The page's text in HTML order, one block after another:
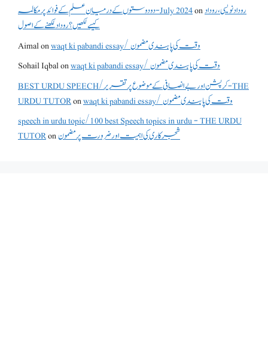
دو دوستوں کے درمیان علم کے فوائد پر مکالمہ - July 2024onروداد نویسی ،روداد
کیسے لکھیں؟ روداد لکھنے کے اصول
Aimalon
waqt ki pabandi essay/ وقت کی پابندی مضمون
Sohail Iqbalon
waqt ki pabandi essay/ وقت کی پابندی مضمون
BEST URDU SPEECH/کرپشن اور بے انصافی کے موضوع پر تقریر - THE
URDU TUTORon
waqt ki pabandi essay/ وقت کی پابندی مضمون
speech in urdu topic/100 best Speech topics in urdu - THE URDU
TUTORonشجرکاری کی اہمیت اور ضرورت پر مضمون